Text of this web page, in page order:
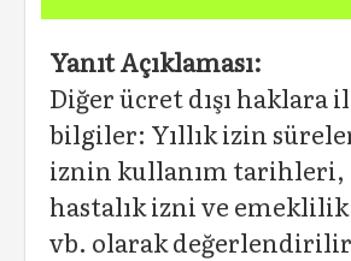
Yanıt Açıklaması:
Diğer ücret dışı haklara
bilgiler: Yıllık izin
iznin kullanım
hastalık izni ve
vb. olarak